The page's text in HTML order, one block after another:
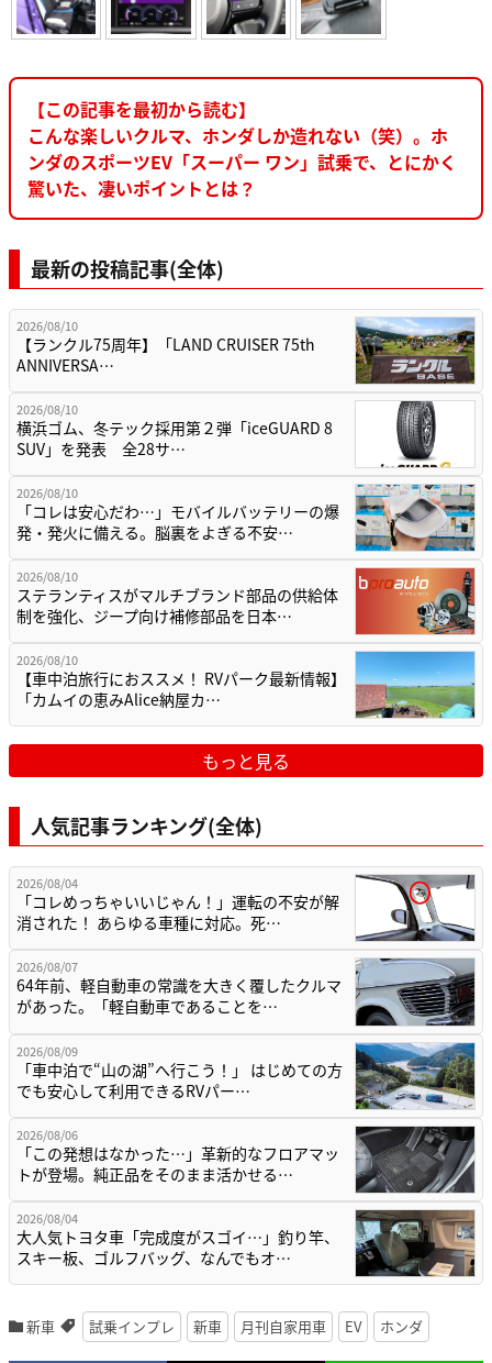
【この記事を最初から読む】
こんな楽しいクルマ、ホンダしか造れない（笑）。ホ
ンダのスポーツEV「スーパー ワン」試乗で、とにかく
驚いた、凄いポイントとは？
最新の投稿記事(全体)
2026/08/10
【ランクル75周年】「LAND CRUISER 75th
ANNIVERSA…
2026/08/10
横浜ゴム、冬テック採用第２弾「iceGUARD 8
SUV」を発表 全28サ…
2026/08/10
「コレは安心だわ…」モバイルバッテリーの爆
発・発火に備える。脳裏をよぎる不安…
2026/08/10
ステランティスがマルチブランド部品の供給体
制を強化、ジープ向け補修部品を日本…
2026/08/10
【車中泊旅行におススメ！ RVパーク最新情報】
「カムイの恵みAlice納屋カ…
もっと見る
人気記事ランキング(全体)
2026/08/04
「コレめっちゃいいじゃん！」運転の不安が解
消された！ あらゆる車種に対応。死…
2026/08/07
64年前、軽自動車の常識を大きく覆したクルマ
があった。「軽自動車であることを…
2026/08/09
「車中泊で“山の湖”へ行こう！」 はじめての方
でも安心して利用できるRVパー…
2026/08/06
「この発想はなかった…」革新的なフロアマッ
トが登場。純正品をそのまま活かせる…
2026/08/04
大人気トヨタ車「完成度がスゴイ…」釣り竿、
スキー板、ゴルフバッグ、なんでもオ…
新車 試乗インプレ 新車 月刊自家用車 EV ホンダ